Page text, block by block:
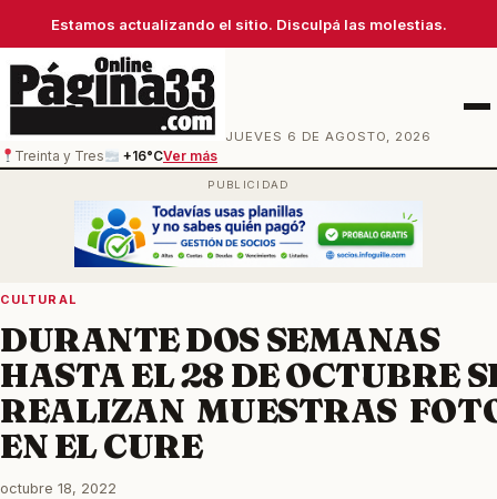
Estamos actualizando el sitio. Disculpá las molestias.
JUEVES 6 DE AGOSTO, 2026
Treinta y Tres
+16°CVer más
Menú
CULTURAL
DURANTE DOS SEMANAS
HASTA EL 28 DE OCTUBRE
REALIZAN MUESTRAS
EN EL CURE
octubre 18, 2022